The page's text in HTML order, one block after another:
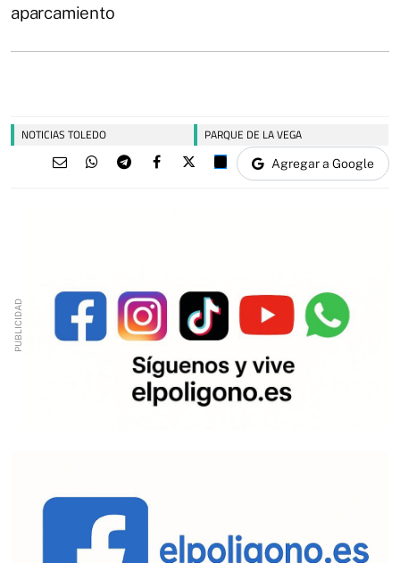
aparcamiento
NOTICIAS TOLEDO PARQUE DE LA VEGA
Agregar a Google